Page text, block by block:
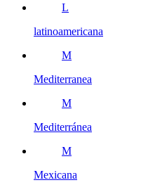
L
latinoamericana
M
Mediterranea
M
Mediterránea
M
Mexicana